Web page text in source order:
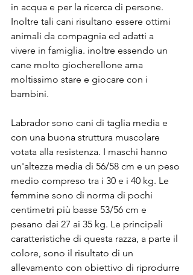
in acqua e per la ricerca di persone.
Inoltre tali cani risultano essere ottimi
animali da compagnia ed adatti a
vivere in famiglia. inoltre essendo un
cane molto giocherellone ama
moltissimo stare e giocare con i
bambini.
Labrador sono cani di taglia media e
con una buona struttura muscolare
votata alla resistenza. I maschi hanno
un'altezza media di 56/58 cm e un peso
medio compreso tra i 30 e i 40 kg. Le
femmine sono di norma di pochi
centimetri più basse 53/56 cm e
pesano dai 27 ai 35 kg. Le principali
caratteristiche di questa razza, a parte il
colore, sono il risultato di un
allevamento con obiettivo di riprodurre